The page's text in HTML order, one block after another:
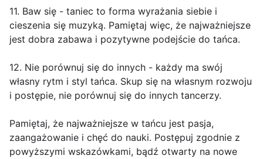
11. Baw się - taniec to forma wyrażania siebie i
cieszenia się muzyką. Pamiętaj więc, że najważniejsze
jest dobra zabawa i pozytywne podejście do tańca.
12. Nie porównuj się do innych - każdy ma swój
własny rytm i styl tańca. Skup się na własnym rozwoju
i postępie, nie porównuj się do innych tancerzy.
Pamiętaj, że najważniejsze w tańcu jest pasja,
zaangażowanie i chęć do nauki. Postępuj zgodnie z
powyższymi wskazówkami, bądź otwarty na nowe